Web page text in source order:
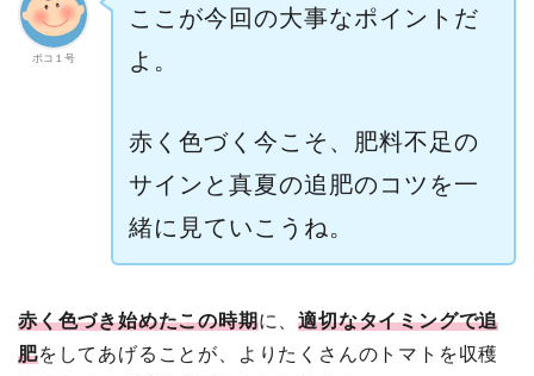
ポコ１号
ここが今回の大事なポイントだ
よ。
赤く色づく今こそ、肥料不足の
サインと真夏の追肥のコツを一
緒に見ていこうね。
赤く色づき始めたこの時期に、適切なタイミングで追
肥をしてあげることが、よりたくさんのトマトを収穫